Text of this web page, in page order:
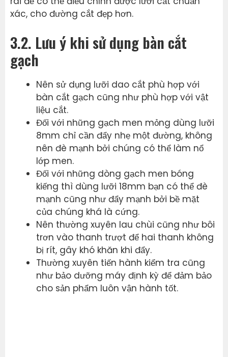
xác, cho đường cắt đẹp hơn.
3.2. Lưu ý khi sử dụng bàn cắt
gạch
Nên sử dụng lưỡi dao cắt phù hợp với
bàn cắt gạch cũng như phù hợp với vật
liệu cắt.
Đối với những gạch men mỏng dùng lưỡi
8mm chỉ cần đẩy nhẹ một đường, không
nên đè mạnh bởi chúng có thể làm nổ
lớp men.
Đối với những dòng gạch men bóng
kiếng thì dùng lưỡi 18mm bạn có thể đè
mạnh cũng như đẩy mạnh bởi bề mặt
của chúng khá là cứng.
Nên thường xuyên lau chùi cũng như bôi
trơn vào thanh trượt để hai thanh không
bị rít, gây khó khăn khi đẩy.
Thường xuyên tiến hành kiểm tra cũng
như bảo dưỡng máy định kỳ để đảm bảo
cho sản phẩm luôn vận hành tốt.